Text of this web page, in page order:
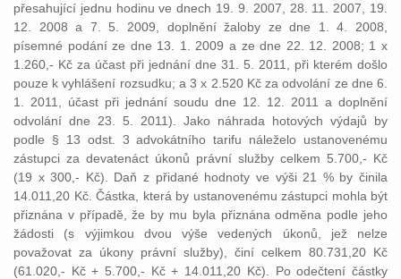
přesahující jednu hodinu ve dnech 19. 9. 2007, 28. 11. 2007, 19.
12. 2008 a 7. 5. 2009, doplnění žaloby ze dne 1. 4. 2008,
písemné podání ze dne 13. 1. 2009 a ze dne 22. 12. 2008; 1 x
1.260,- Kč za účast při jednání dne 31. 5. 2011, při kterém došlo
pouze k vyhlášení rozsudku; a 3 x 2.520 Kč za odvolání ze dne 6.
1. 2011, účast při jednání soudu dne 12. 12. 2011 a doplnění
odvolání dne 23. 5. 2011). Jako náhrada hotových výdajů by
podle § 13 odst. 3 advokátního tarifu náleželo ustanovenému
zástupci za devatenáct úkonů právní služby celkem 5.700,- Kč
(19 x 300,- Kč). Daň z přidané hodnoty ve výši 21 % by činila
14.011,20 Kč. Částka, která by ustanovenému zástupci mohla být
přiznána v případě, že by mu byla přiznána odměna podle jeho
žádosti (s výjimkou dvou výše vedených úkonů, jež nelze
považovat za úkony právní služby), činí celkem 80.731,20 Kč
(61.020,- Kč + 5.700,- Kč + 14.011,20 Kč). Po odečtení částky